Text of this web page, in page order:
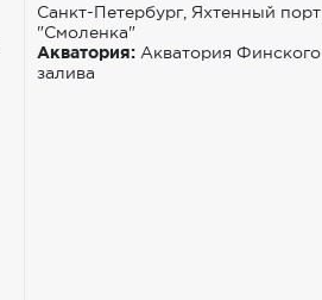
Санкт-Петербург, Яхтенный порт
"Смоленка"
Акватория: Акватория Финского
залива